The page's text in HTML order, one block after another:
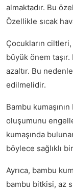
almaktadır. Bu
Özellikle sıcak
Çocukların
büyük önem taşır.
azaltır. Bu
edilmelidir.
Bambu
oluşumunu
kumaşında
böylece sağlıklı
Ayrıca, bambu
bambu bitkisi, az